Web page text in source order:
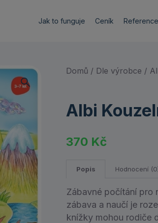
Jak to funguje Ceník Reference
Domů / Dle výrobce /
Albi
370 Kč
Popis Hodnocení
Zábavné počítání pro
zábava a naučí je
knížky mohou rodiče